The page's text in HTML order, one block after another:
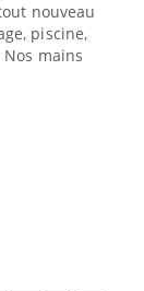
nouveau
piscine,
mains